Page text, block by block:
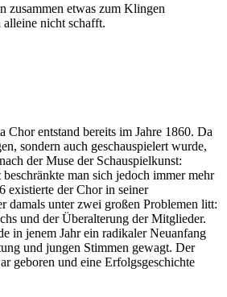
zusammen etwas zum Klingen
nicht schafft.
Chor entstand bereits im Jahre 1860. Da
sondern auch geschauspielert wurde,
der Muse der Schauspielkunst:
man sich jedoch immer mehr
existierte der Chor in seiner
damals unter zwei großen Problemen litt:
und der Überalterung der Mitglieder.
in jenem Jahr ein radikaler Neuanfang
und jungen Stimmen gewagt. Der
geboren und eine Erfolgsgeschichte